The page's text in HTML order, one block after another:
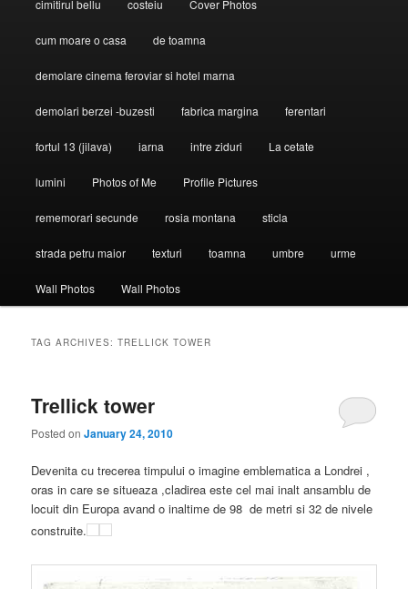
cimitirul bellu costeiu Cover Photos
cum moare o casa de toamna
demolare cinema feroviar si hotel marna
demolari berzei -buzesti fabrica margina ferentari
fortul 13 (jilava) iarna intre ziduri La cetate
lumini Photos of Me Profile Pictures
rememorari secunde rosia montana sticla
strada petru maior texturi toamna umbre urme
Wall Photos Wall Photos
TAG ARCHIVES:TRELLICK TOWER
Trellick tower
Posted onJanuary 24, 2010
Devenita cu trecerea timpului o imagine emblematica a Londrei ,
oras in care se situeaza ,cladirea este cel mai inalt ansamblu de
locuit din Europa avand o inaltime de 98 de metri si 32 de nivele
construite.